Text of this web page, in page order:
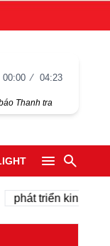
00:00 04:23
Thanh tra
triển kinh tế tư nhân